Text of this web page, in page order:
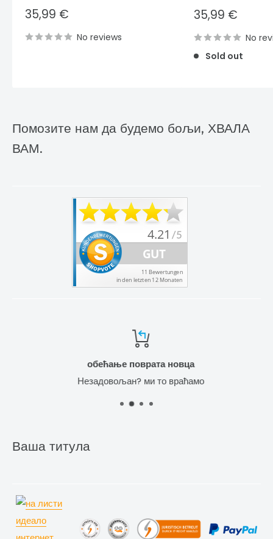
Sale
price
35,99 €
No reviews
Sale
price
35,99 €
No
Sold out
Помозите нам да будемо бољи, ХВАЛА
ВАМ.
обећање поврата новца
Незадовољан? ми то враћамо
Ваша титула